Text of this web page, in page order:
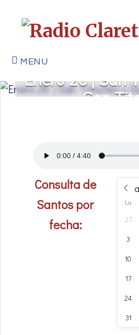
MENU
Enero 26 | San
San
Consulta de
Santos por
fecha:
Lu
27
3
10
17
24
31